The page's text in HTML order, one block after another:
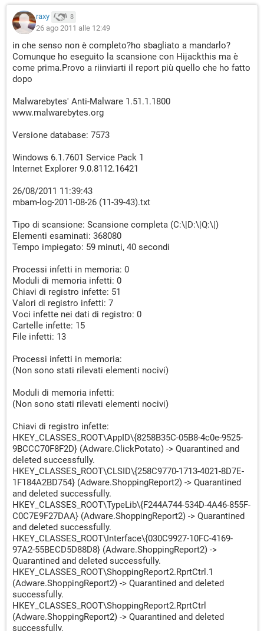
raxy 8
26 ago 2011 alle 12:49
in che senso non è completo?ho sbagliato a mandarlo?
Comunque ho eseguito la scansione con Hijackthis ma è
come prima.Provo a riinviarti il report più quello che ho fatto
dopo
Malwarebytes' Anti-Malware 1.51.1.1800
www.malwarebytes.org
Versione database: 7573
Windows 6.1.7601 Service Pack 1
Internet Explorer 9.0.8112.16421
26/08/2011 11:39:43
mbam-log-2011-08-26 (11-39-43).txt
Tipo di scansione: Scansione completa (C:\|D:\|Q:\|)
Elementi esaminati: 368080
Tempo impiegato: 59 minuti, 40 secondi
Processi infetti in memoria: 0
Moduli di memoria infetti: 0
Chiavi di registro infette: 51
Valori di registro infetti: 7
Voci infette nei dati di registro: 0
Cartelle infette: 15
File infetti: 13
Processi infetti in memoria:
(Non sono stati rilevati elementi nocivi)
Moduli di memoria infetti:
(Non sono stati rilevati elementi nocivi)
Chiavi di registro infette:
HKEY_CLASSES_ROOT\AppID\{8258B35C-05B8-4c0e-9525-
9BCCC70F8F2D} (Adware.ClickPotato) -> Quarantined and
deleted successfully.
HKEY_CLASSES_ROOT\CLSID\{258C9770-1713-4021-8D7E-
1F184A2BD754} (Adware.ShoppingReport2) -> Quarantined
and deleted successfully.
HKEY_CLASSES_ROOT\TypeLib\{F244A744-534D-4A46-855F-
C0C7E9F27DAA} (Adware.ShoppingReport2) -> Quarantined
and deleted successfully.
HKEY_CLASSES_ROOT\Interface\{030C9927-10FC-4169-
97A2-55BECD5D88D8} (Adware.ShoppingReport2) ->
Quarantined and deleted successfully.
HKEY_CLASSES_ROOT\ShoppingReport2.RprtCtrl.1
(Adware.ShoppingReport2) -> Quarantined and deleted
successfully.
HKEY_CLASSES_ROOT\ShoppingReport2.RprtCtrl
(Adware.ShoppingReport2) -> Quarantined and deleted
successfully.